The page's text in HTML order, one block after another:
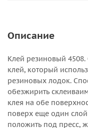
Описание
Клей резиновый
клей, который
резиновых лодок.
обезжирить
клея на обе
поверх еще один слой
положить под пресс,